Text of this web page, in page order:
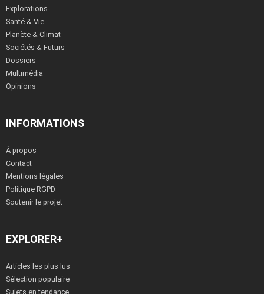
Explorations
Santé & Vie
Planète & Climat
Sociétés & Futurs
Dossiers
Multimédia
Opinions
INFORMATIONS
À propos
Contact
Mentions légales
Politique RGPD
Soutenir le projet
EXPLORER+
Articles les plus lus
Sélection populaire
Sujets en tendance